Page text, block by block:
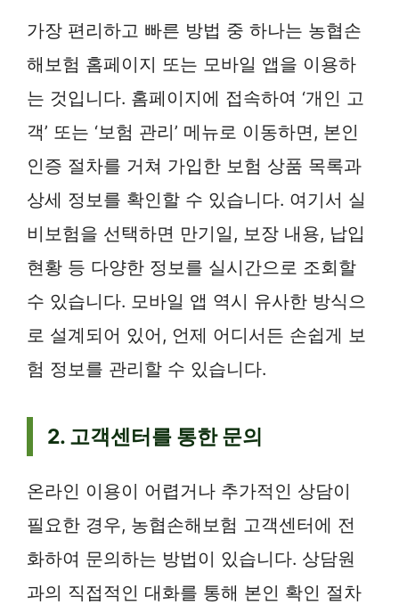
가장 편리하고 빠른 방법 중 하나는 농협손
해보험 홈페이지 또는 모바일 앱을 이용하
는 것입니다. 홈페이지에 접속하여 ‘개인 고
객’ 또는 ‘보험 관리’ 메뉴로 이동하면, 본인
인증 절차를 거쳐 가입한 보험 상품 목록과
상세 정보를 확인할 수 있습니다. 여기서 실
비보험을 선택하면 만기일, 보장 내용, 납입
현황 등 다양한 정보를 실시간으로 조회할
수 있습니다. 모바일 앱 역시 유사한 방식으
로 설계되어 있어, 언제 어디서든 손쉽게 보
험 정보를 관리할 수 있습니다.
2. 고객센터를 통한 문의
온라인 이용이 어렵거나 추가적인 상담이
필요한 경우, 농협손해보험 고객센터에 전
화하여 문의하는 방법이 있습니다. 상담원
과의 직접적인 대화를 통해 본인 확인 절차